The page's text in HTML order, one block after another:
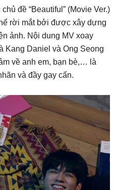
đề “Beautiful” (Movie Ver.)
rời mắt bởi được xây dựng
ảnh. Nội dung MV xoay
Kang Daniel và Ong Seong
về anh em, bạn bè,… là
và đầy gay cấn.